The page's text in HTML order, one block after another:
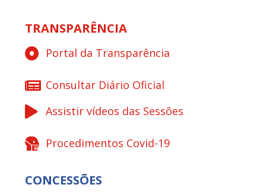
TRANSPARÊNCIA
Portal da Transparência
Consultar Diário Oficial
Assistir vídeos das Sessões
Procedimentos Covid-19
CONCESSÕES